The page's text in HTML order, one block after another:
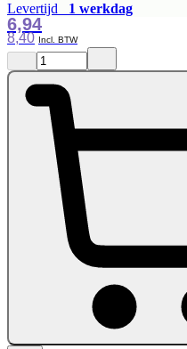
Levertijd 1 werkdag
8,40
6,94